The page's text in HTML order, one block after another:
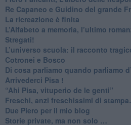
Re Capaneo e Guidino del grande
La ricreazione è finita
​L’Alfabeto a memoria, l’ultimo
​Stregati!
L’universo scuola: il racconto
Cotronei e Bosco
Di cosa parliamo quando parliamo
Arrivederci Pisa !
​“Ahi Pisa, vituperio de le genti”
Freschi, anzi freschissimi di
​Due Piero per il mio blog
​Storie private, ma non solo …